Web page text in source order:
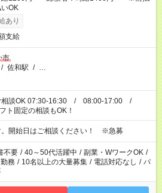
OK
あり
支給
市
/ 佐和駅 / …
相談OK 07:30-16:30 / 08:00-17:00 /
ト固定の相談もOK！
。開始日はご相談ください！ ※急募
不要 / 40～50代活躍中 / 副業・WワークOK /
務 / 10名以上の大量募集 / 電話対応なし / パ